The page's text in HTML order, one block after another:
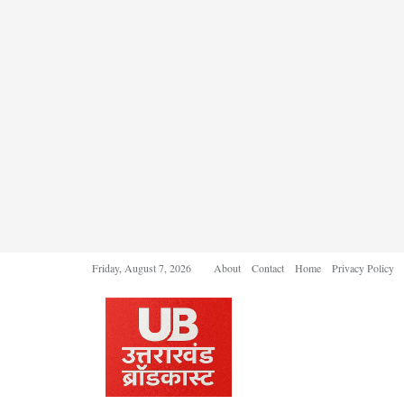
Friday, August 7, 2026 About Contact Home Privacy Policy